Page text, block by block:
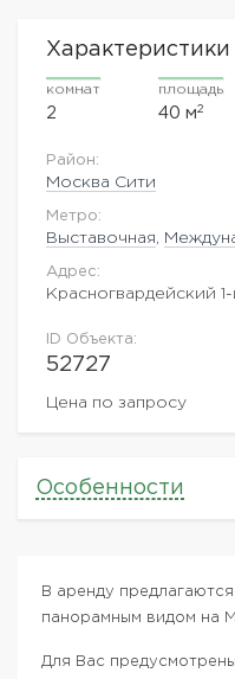
Характеристики
комнат
2
площадь
40 м2
Район:
Москва Сити
Метро:
Выставочная
Адрес:
Красногвардейский
ID Объекта:
52727
Цена по запросу
Особенности
В аренду
панорамным видом на
Для Вас